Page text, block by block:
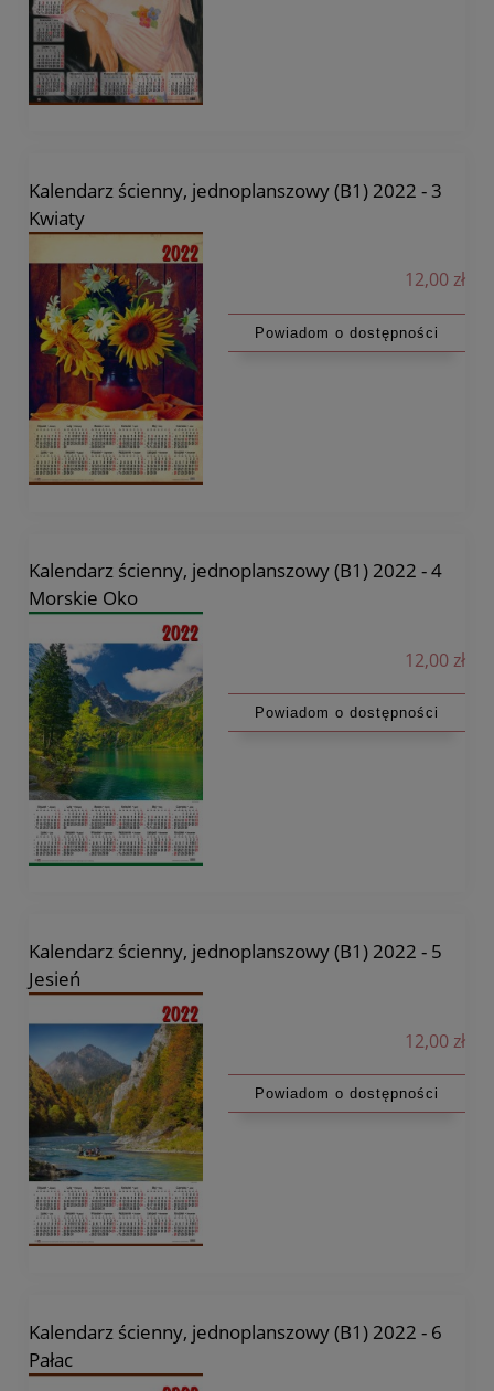
Kalendarz ścienny, jednoplanszowy (B1) 2022 - 3
Kwiaty
12,00 zł
Powiadom o dostępności
Kalendarz ścienny, jednoplanszowy (B1) 2022 - 4
Morskie Oko
12,00 zł
Powiadom o dostępności
Kalendarz ścienny, jednoplanszowy (B1) 2022 - 5
Jesień
12,00 zł
Powiadom o dostępności
Kalendarz ścienny, jednoplanszowy (B1) 2022 - 6
Pałac